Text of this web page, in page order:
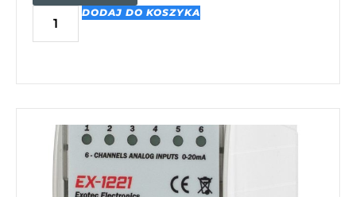
DODAJ DO KOSZYKA